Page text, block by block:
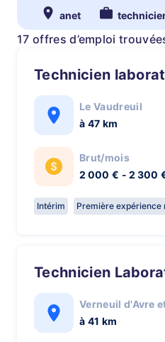
anet
17 offres d’emploi
Technicien
Le Vaudreuil
à 47 km
Brut/mois
2 000 € - 2 300
Intérim Première expérience
Technicien
Verneuil d'Avre
à 41 km